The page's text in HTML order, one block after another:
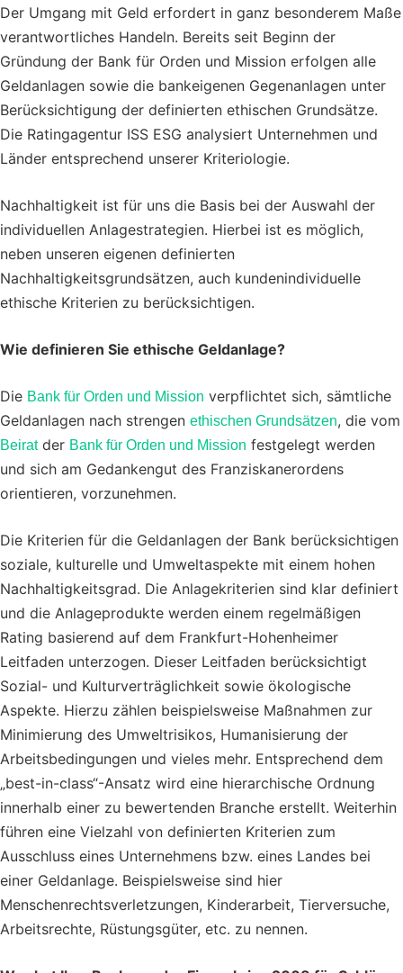
Der Umgang mit Geld erfordert in ganz besonderem Maße
verantwortliches Handeln. Bereits seit Beginn der
Gründung der Bank für Orden und Mission erfolgen alle
Geldanlagen sowie die bankeigenen Gegenanlagen unter
Berücksichtigung der definierten ethischen Grundsätze.
Die Ratingagentur ISS ESG analysiert Unternehmen und
Länder entsprechend unserer Kriteriologie.
Nachhaltigkeit ist für uns die Basis bei der Auswahl der
individuellen Anlagestrategien. Hierbei ist es möglich,
neben unseren eigenen definierten
Nachhaltigkeitsgrundsätzen, auch kundenindividuelle
ethische Kriterien zu berücksichtigen.
Wie definieren Sie ethische Geldanlage?
Die Bank für Orden und Mission verpflichtet sich, sämtliche
Geldanlagen nach strengen ethischen Grundsätzen, die vom
Beiratder Bank für Orden und Mission festgelegt werden
und sich am Gedankengut des Franziskanerordens
orientieren, vorzunehmen.
Die Kriterien für die Geldanlagen der Bank berücksichtigen
soziale, kulturelle und Umweltaspekte mit einem hohen
Nachhaltigkeitsgrad. Die Anlagekriterien sind klar definiert
und die Anlageprodukte werden einem regelmäßigen
Rating basierend auf dem Frankfurt-Hohenheimer
Leitfaden unterzogen. Dieser Leitfaden berücksichtigt
Sozial- und Kulturverträglichkeit sowie ökologische
Aspekte. Hierzu zählen beispielsweise Maßnahmen zur
Minimierung des Umweltrisikos, Humanisierung der
Arbeitsbedingungen und vieles mehr. Entsprechend dem
„best-in-class“-Ansatz wird eine hierarchische Ordnung
innerhalb einer zu bewertenden Branche erstellt. Weiterhin
führen eine Vielzahl von definierten Kriterien zum
Ausschluss eines Unternehmens bzw. eines Landes bei
einer Geldanlage. Beispielsweise sind hier
Menschenrechtsverletzungen, Kinderarbeit, Tierversuche,
Arbeitsrechte, Rüstungsgüter, etc. zu nennen.